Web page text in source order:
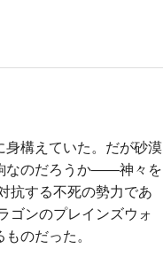
構えていた。だが砂漠
なのだろうか――神々を
抗する不死の勢力であ
ゴンのプレインズウォ
のだった。